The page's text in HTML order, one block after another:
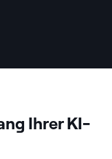
Ihrer KI-